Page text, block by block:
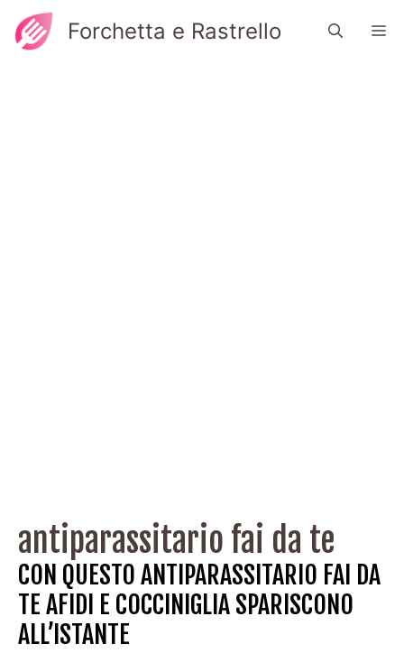
contenuto
Forchetta e Rastrello
antiparassitario fai da te
CON QUESTO ANTIPARASSITARIO FAI DA
TE AFIDI E COCCINIGLIA SPARISCONO
ALL’ISTANTE